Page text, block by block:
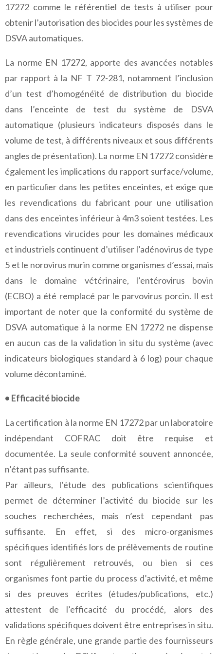
17272 comme le référentiel de tests à utiliser pour
obtenir l’autorisation des biocides pour les systèmes de
DSVA automatiques.
La norme EN 17272, apporte des avancées notables
par rapport à la NF T 72-281, notamment l’inclusion
d’un test d’homogénéité de distribution du biocide
dans l’enceinte de test du système de DSVA
automatique (plusieurs indicateurs disposés dans le
volume de test, à différents niveaux et sous différents
angles de présentation). La norme EN 17272 considère
également les implications du rapport surface/volume,
en particulier dans les petites enceintes, et exige que
les revendications du fabricant pour une utilisation
dans des enceintes inférieur à 4m3 soient testées. Les
revendications virucides pour les domaines médicaux
et industriels continuent d’utiliser l’adénovirus de type
5 et le norovirus murin comme organismes d’essai, mais
dans le domaine vétérinaire, l’entérovirus bovin
(ECBO) a été remplacé par le parvovirus porcin. Il est
important de noter que la conformité du système de
DSVA automatique à la norme EN 17272 ne dispense
en aucun cas de la validation in situ du système (avec
indicateurs biologiques standard à 6 log) pour chaque
volume décontaminé.
• Efficacité biocide
La certification à la norme EN 17272 par un laboratoire
indépendant COFRAC doit être requise et
documentée. La seule conformité souvent annoncée,
n’étant pas suffisante.
Par ailleurs, l’étude des publications scientifiques
permet de déterminer l’activité du biocide sur les
souches recherchées, mais n’est cependant pas
suffisante. En effet, si des micro-organismes
spécifiques identifiés lors de prélèvements de routine
sont régulièrement retrouvés, ou bien si ces
organismes font partie du process d’activité, et même
si des preuves écrites (études/publications, etc.)
attestent de l’efficacité du procédé, alors des
validations spécifiques doivent être entreprises in situ.
En règle générale, une grande partie des fournisseurs